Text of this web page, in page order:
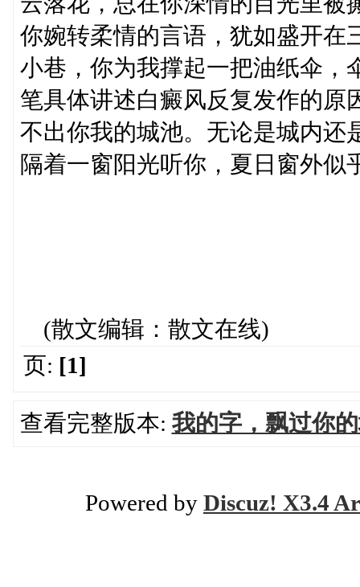
你婉转柔情的言语，犹如盛开在
小巷，你为我撑起一把油纸伞，
笔具体讲述白癜风反复发作的原
不出你我的城池。无论是城内还
隔着一窗阳光听你，夏日窗
(散文编辑：散文在线)
页: [1]
查看完整版本: 我的字，飘过你
Powered by Discuz! X3.4